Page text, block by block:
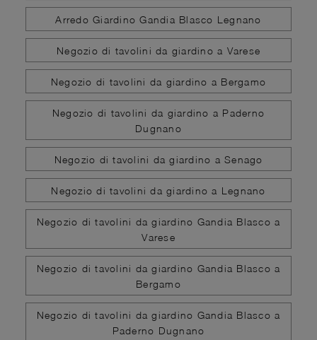
Arredo Giardino Gandia Blasco Legnano
Negozio di tavolini da giardino a Varese
Negozio di tavolini da giardino a Bergamo
Negozio di tavolini da giardino a Paderno
Dugnano
Negozio di tavolini da giardino a Senago
Negozio di tavolini da giardino a Legnano
Negozio di tavolini da giardino Gandia Blasco a
Varese
Negozio di tavolini da giardino Gandia Blasco a
Bergamo
Negozio di tavolini da giardino Gandia Blasco a
Paderno Dugnano